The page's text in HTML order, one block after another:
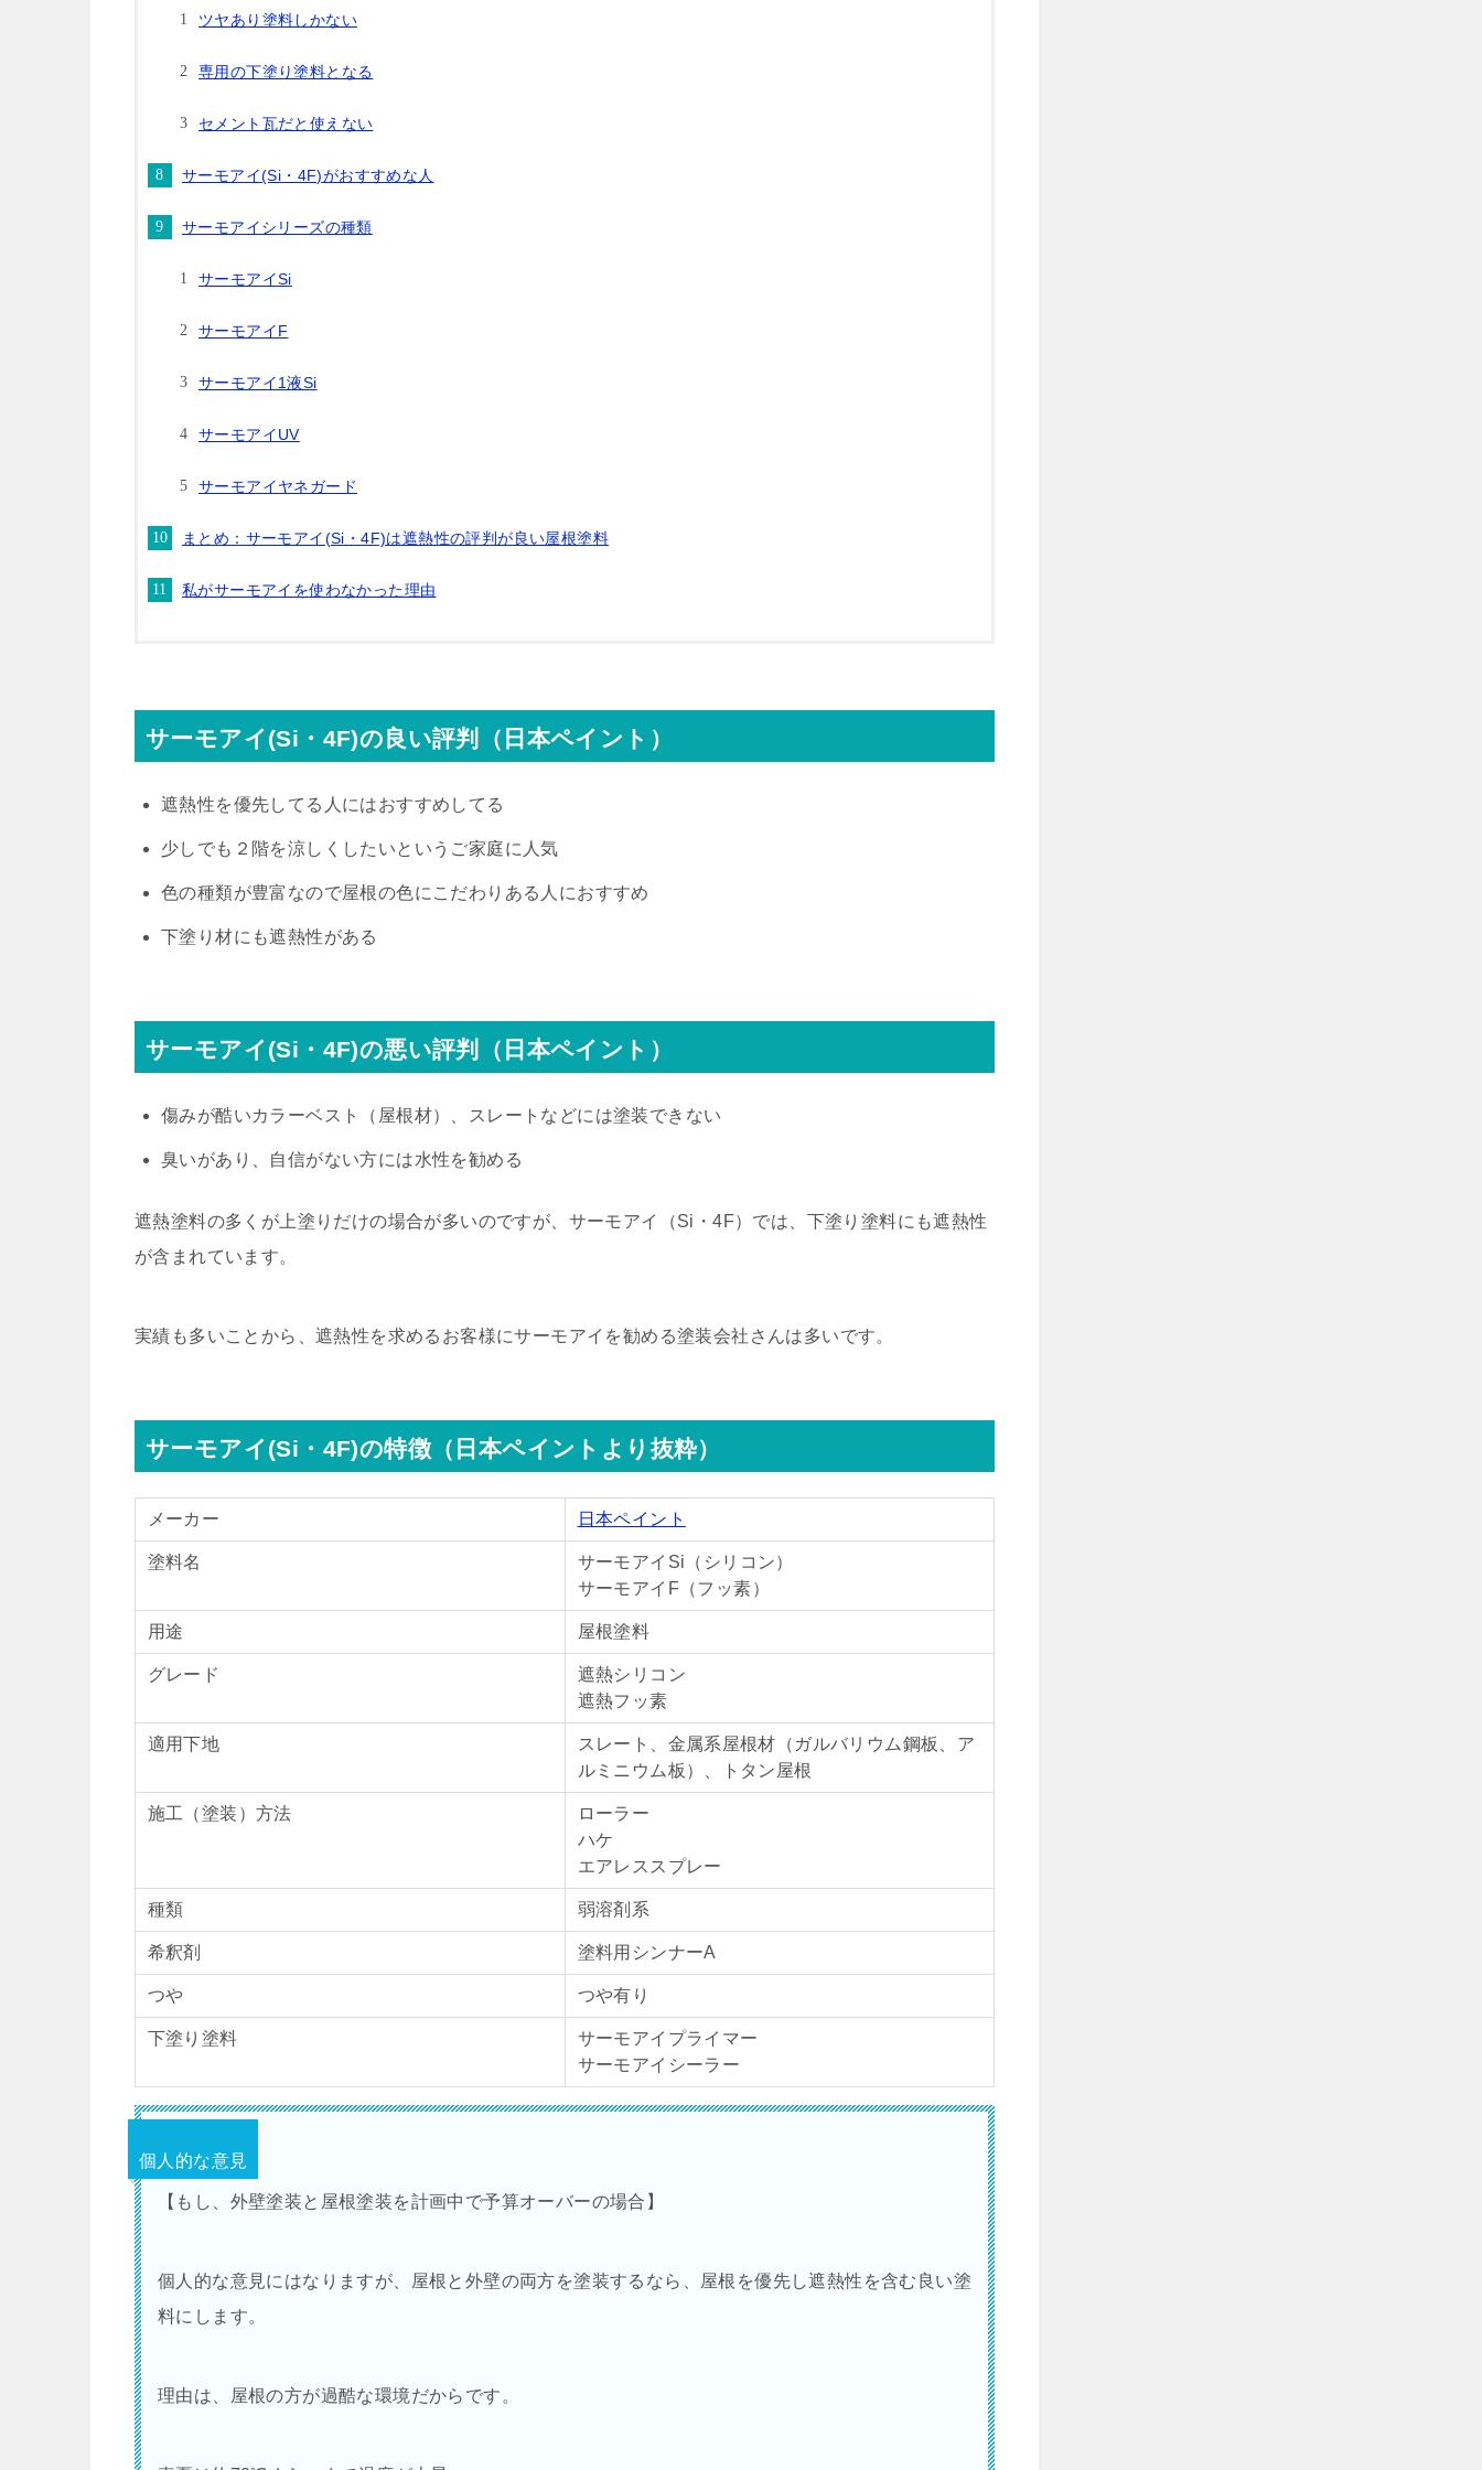
ツヤあり塗料しかない
専用の下塗り塗料となる
セメント瓦だと使えない
サーモアイ(Si・4F)がおすすめな人
サーモアイシリーズの種類
サーモアイSi
サーモアイF
サーモアイ1液Si
サーモアイUV
サーモアイヤネガード
まとめ：サーモアイ(Si・4F)は遮熱性の評判が良い屋根塗料
私がサーモアイを使わなかった理由
サーモアイ(Si・4F)の良い評判（日本ペイント）
遮熱性を優先してる人にはおすすめしてる
少しでも２階を涼しくしたいというご家庭に人気
色の種類が豊富なので屋根の色にこだわりある人におすすめ
下塗り材にも遮熱性がある
サーモアイ(Si・4F)の悪い評判（日本ペイント）
傷みが酷いカラーベスト（屋根材）、スレートなどには塗装できない
臭いがあり、自信がない方には水性を勧める
遮熱塗料の多くが上塗りだけの場合が多いのですが、サーモアイ（Si・4F）では、下塗り塗料にも遮熱性
が含まれています。
実績も多いことから、遮熱性を求めるお客様にサーモアイを勧める塗装会社さんは多いです。
サーモアイ(Si・4F)の特徴（日本ペイントより抜粋）
メーカー 日本ペイント
塗料名
サーモアイSi（シリコン）
サーモアイF（フッ素）
用途 屋根塗料
グレード
遮熱シリコン
遮熱フッ素
適用下地
スレート、金属系屋根材（ガルバリウム鋼板、ア
ルミニウム板）、トタン屋根
施工（塗装）方法
ローラー
ハケ
エアレススプレー
種類 弱溶剤系
希釈剤 塗料用シンナーA
つや つや有り
下塗り塗料
サーモアイプライマー
サーモアイシーラー
個人的な意見
【もし、外壁塗装と屋根塗装を計画中で予算オーバーの場合】
個人的な意見にはなりますが、屋根と外壁の両方を塗装するなら、屋根を優先し遮熱性を含む良い塗
料にします。
理由は、屋根の方が過酷な環境だからです。